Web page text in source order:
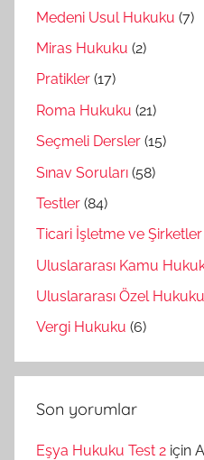
Medeni Usul Hukuku (7)
Miras Hukuku (2)
Pratikler (17)
Roma Hukuku (21)
Seçmeli Dersler (15)
Sınav Soruları (58)
Testler (84)
Ticari İşletme ve
Uluslararası Kamu
Uluslararası Özel Hukuku
Vergi Hukuku (6)
Son yorumlar
Eşya Hukuku Test 2 için